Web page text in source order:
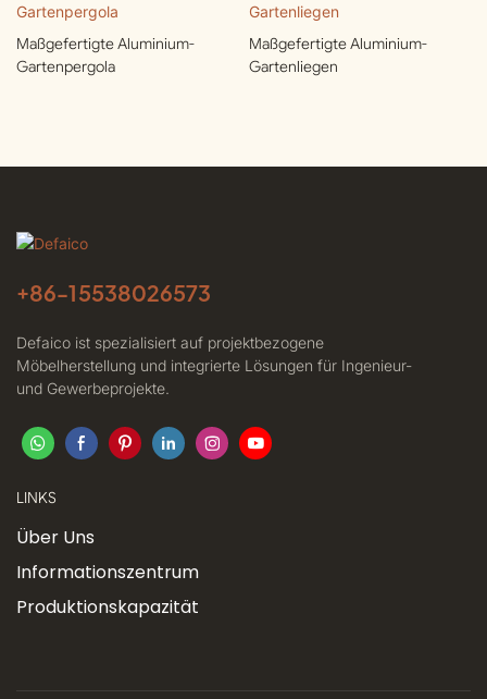
Maßgefertigte Aluminium-
Gartenpergola
Maßgefertigte Aluminium-
Gartenliegen
+86-15538026573
Defaico ist spezialisiert auf projektbezogene
Möbelherstellung und integrierte Lösungen für Ingenieur-
und Gewerbeprojekte.
LINKS
Über Uns
Informationszentrum
Produktionskapazität